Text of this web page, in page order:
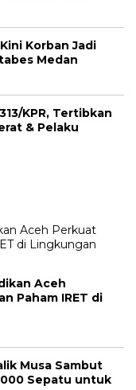
Korban Jadi
Medan
KPR, Tertibkan
& Pelaku
Aceh
Paham IRET di
Musa Sambut
Sepatu untuk